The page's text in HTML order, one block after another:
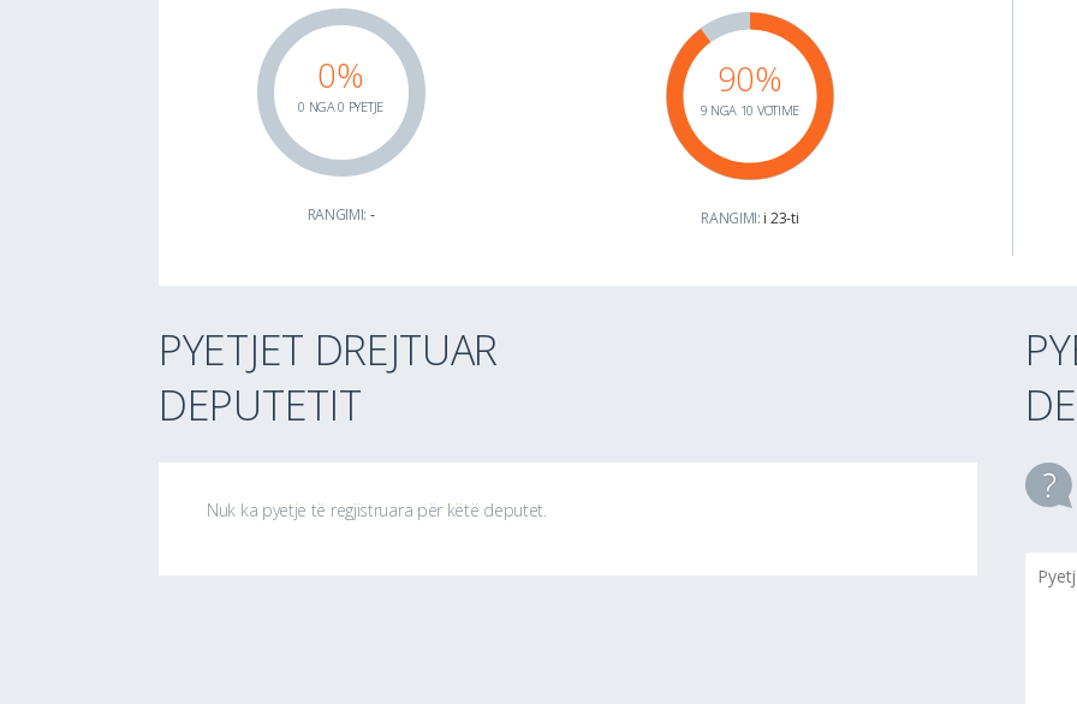
0%
0 NGA 0 PYETJE
RANGIMI: -
90%
9 NGA 10 VOTIME
RANGIMI: i 23-ti
PYETJET DREJTUAR
DEPUTETIT
Nuk ka pyetje të regjistruara për këtë deputet.